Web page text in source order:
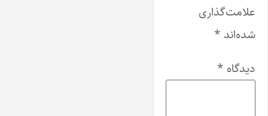
علامت‌گذاری
شده‌اند *
دیدگاه *